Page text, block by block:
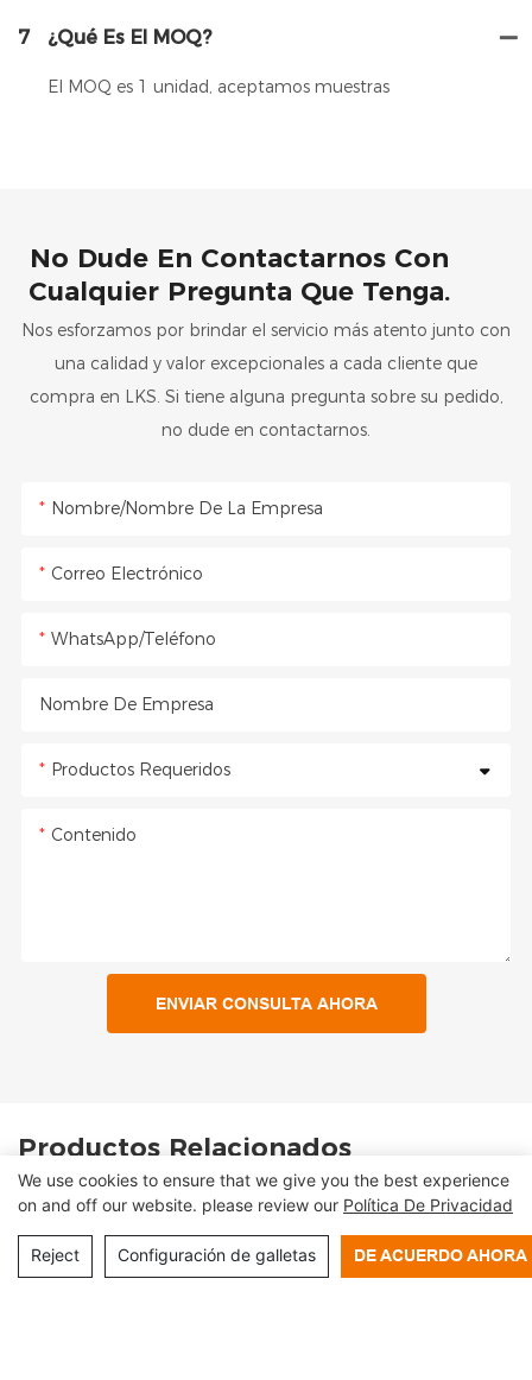
7 ¿Qué Es El MOQ?
El MOQ es 1 unidad, aceptamos muestras
No Dude En Contactarnos Con
Cualquier Pregunta Que Tenga.
Nos esforzamos por brindar el servicio más atento junto con
una calidad y valor excepcionales a cada cliente que
compra en LKS. Si tiene alguna pregunta sobre su pedido,
no dude en contactarnos.
Nombre/Nombre De La Empresa
Correo Electrónico
WhatsApp/Teléfono
Nombre De Empresa
Productos Requeridos
Contenido
ENVIAR CONSULTA AHORA
Productos Relacionados
We use cookies to ensure that we give you the best experience
on and off our website. please review our Política De Privacidad
Reject Configuración de galletas DE ACUERDO AHORA